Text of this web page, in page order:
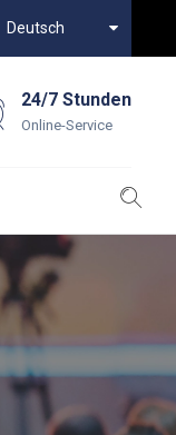
Deutsch
24/7 Stunden
Online-Service